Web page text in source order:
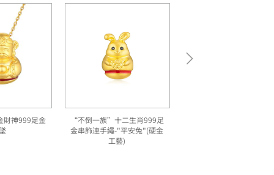
財神999足金
“不倒一族”十二生肖999足
金串飾連手繩-"平安兔"(硬金
工藝)